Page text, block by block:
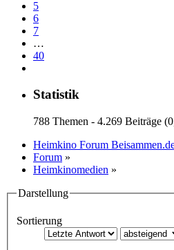
5
6
7
…
40
Statistik
788 Themen - 4.269 Beiträge
Heimkino Forum
Forum »
Heimkinomedien »
Darstellung
Sortierung